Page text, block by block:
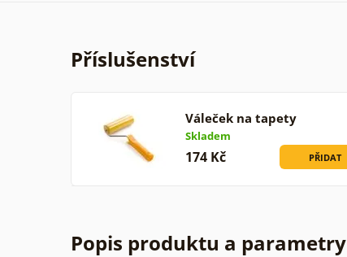
Příslušenství
Váleček na tapety
Skladem
174 Kč PŘIDAT
Popis produktu a parametry